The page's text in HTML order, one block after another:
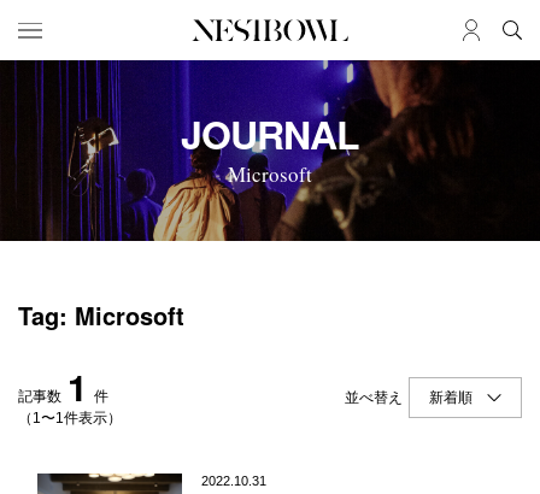
HOME
求人検索
新着求人
ブランド一覧
インタビュー
ニュース＆イベント
データ
SERVICE
JOURNAL
Microsoft
Tag: Microsoft
記事数 1
件
（1〜1件表示）
並べ替え
2022.10.31